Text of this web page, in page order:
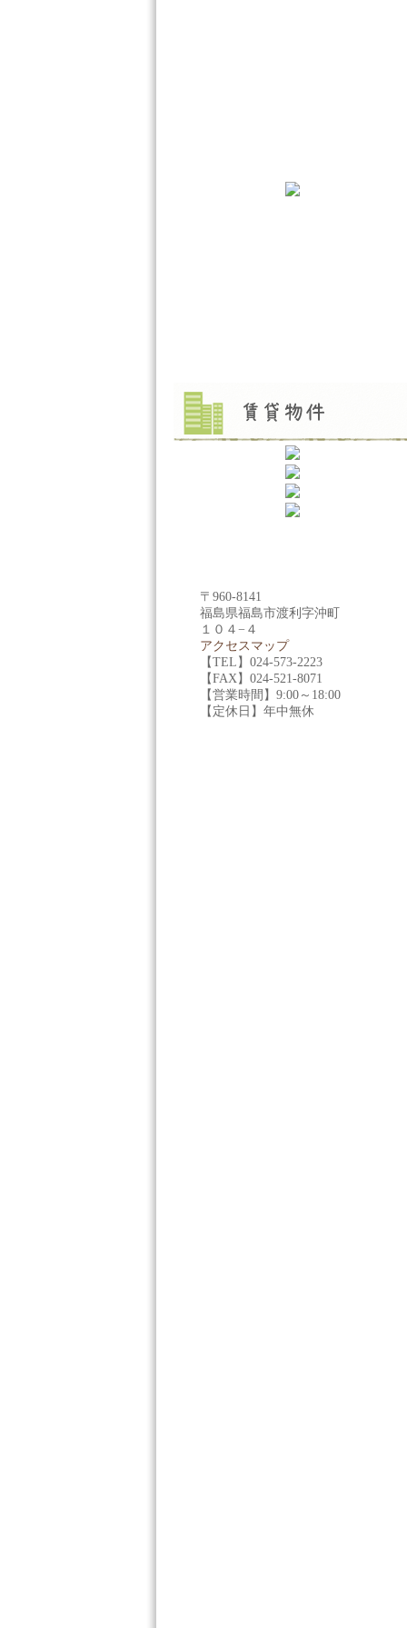
〒960-8141
福島県福島市渡利字沖町
１０４−４
アクセスマップ
【TEL】024-573-2223
【FAX】024-521-8071
【営業時間】9:00～18:00
【定休日】年中無休